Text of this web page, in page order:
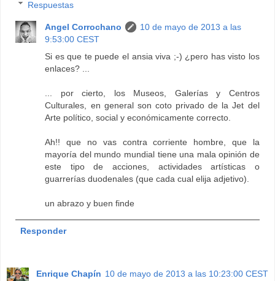
Respuestas
Angel Corrochano
10 de mayo de 2013 a las
9:53:00 CEST
Si es que te puede el ansia viva ;-) ¿pero has visto los
enlaces? ...
... por cierto, los Museos, Galerías y Centros
Culturales, en general son coto privado de la Jet del
Arte político, social y económicamente correcto.
Ah!! que no vas contra corriente hombre, que la
mayoría del mundo mundial tiene una mala opinión de
este tipo de acciones, actividades artísticas o
guarrerías duodenales (que cada cual elija adjetivo).
un abrazo y buen finde
Responder
Enrique Chapín 10 de mayo de 2013 a las 10:23:00 CEST